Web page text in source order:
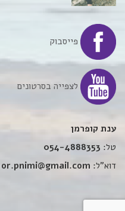
פייסבוק
לצפייה בסרטונים
ענת קופרמן
טל: 054-4888353
דוא”ל: or.pnimi@gmail.com